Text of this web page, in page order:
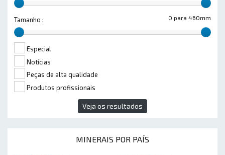
0 para 460mm
Tamanho :
Especial
Notícias
Peças de alta qualidade
Produtos profissionais
Veja os resultados
MINERAIS POR PAÍS